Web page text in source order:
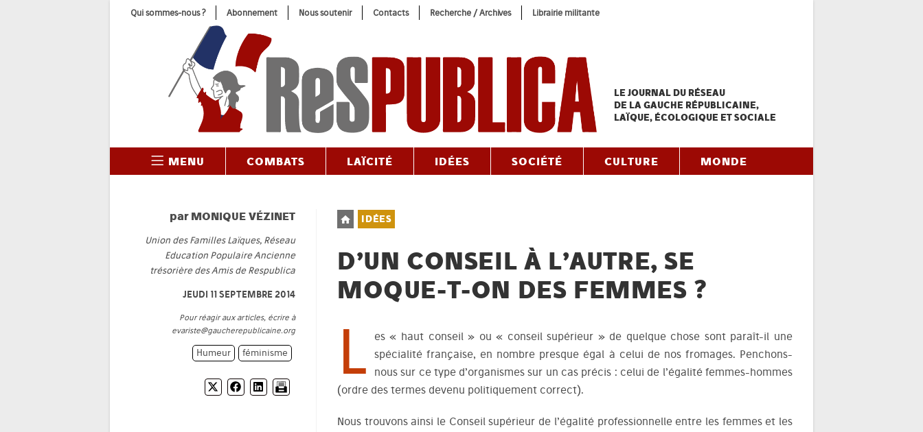
Qui sommes-nous ? Abonnement Nous soutenir Contacts Recherche / Archives Librairie militante
LE JOURNAL DU RÉSEAU
DE LA GAUCHE RÉPUBLICAINE,
LAÏQUE, ÉCOLOGIQUE ET SOCIALE
MENU COMBATS LAÏCITÉ IDÉES SOCIÉTÉ CULTURE MONDE
Post
category:
IDÉES
D’UN CONSEIL À L’AUTRE, SE
MOQUE-T-ON DES FEMMES ?
L
es « haut conseil » ou « conseil supérieur » de quelque chose sont paraît-il une
spécialité française, en nombre presque égal à celui de nos fromages. Penchons-
nous sur ce type d’organismes sur un cas précis : celui de l’égalité femmes-hommes
(ordre des termes devenu politiquement correct).
Nous trouvons ainsi le Conseil supérieur de l’égalité professionnelle entre les femmes et les
par MONIQUE VÉZINET
Union des Familles Laïques, Réseau
Education Populaire Ancienne
trésorière des Amis de Respublica
JEUDI 11 SEPTEMBRE 2014
Pour réagir aux articles, écrire à
evariste@gaucherepublicaine.org
féminisme
Humeur